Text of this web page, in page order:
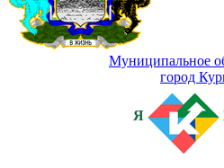
Муниципальное
город
Я